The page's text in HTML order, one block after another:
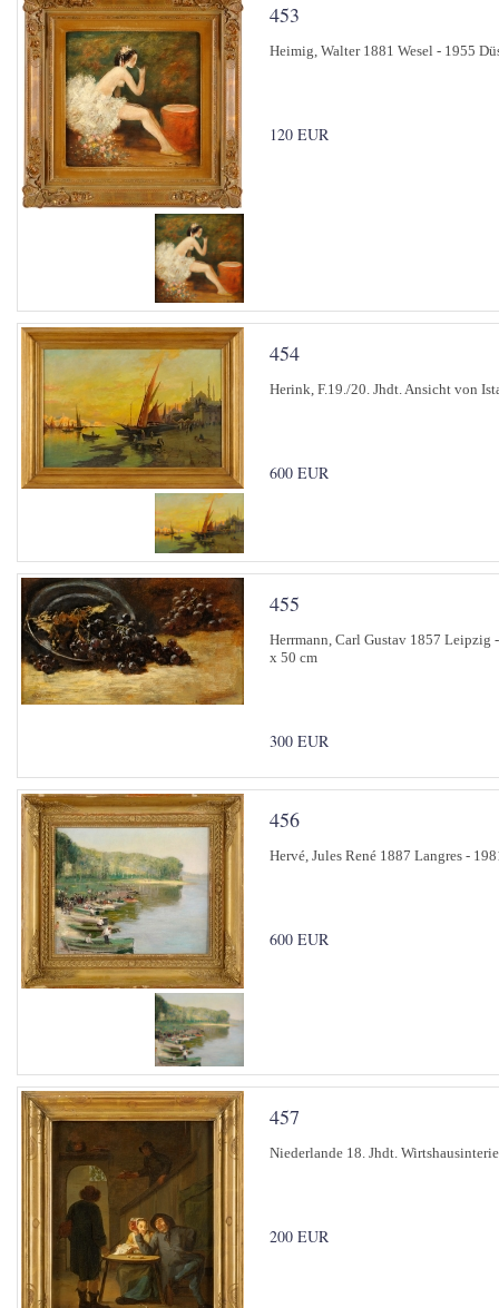
453
Heimig, Walter 1881 Wesel - 1955
120 EUR
454
Herink, F.19./20. Jhdt. Ansicht von
600 EUR
455
Herrmann, Carl Gustav 1857
x 50 cm
300 EUR
456
Hervé, Jules René 1887 Langres -
600 EUR
457
Niederlande 18. Jhdt.
200 EUR